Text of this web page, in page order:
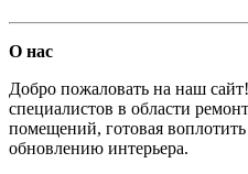
О нас
Добро пожаловать на наш
специалистов в области
помещений, готовая
обновлению интерьера.